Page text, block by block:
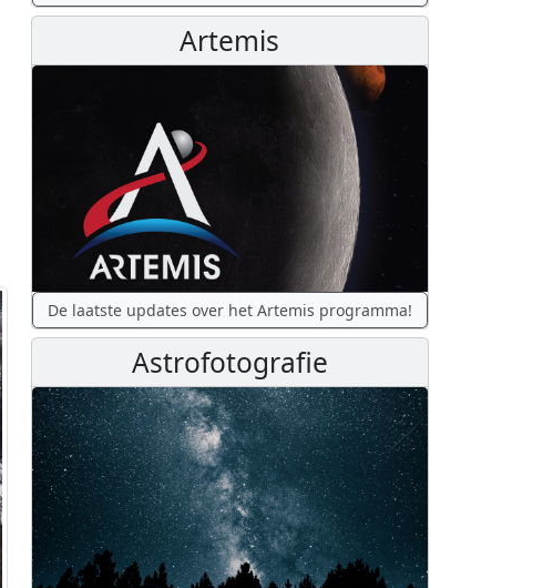
Artemis
De laatste updates over het Artemis programma!
Astrofotografie